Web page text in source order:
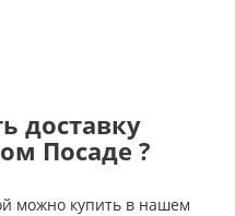
доставку
Посаде ?
можно купить в нашем